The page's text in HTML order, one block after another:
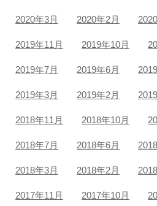
2020年3月 2020年2月
2019年11月 2019年10月
2019年7月 2019年6月
2019年3月 2019年2月
2018年11月 2018年10月
2018年7月 2018年6月
2018年3月 2018年2月
2017年11月 2017年10月